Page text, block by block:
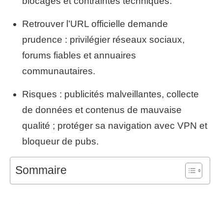
Retrouver l’URL officielle demande
prudence : privilégier réseaux sociaux,
forums fiables et annuaires
communautaires.
Risques : publicités malveillantes, collecte
de données et contenus de mauvaise
qualité ; protéger sa navigation avec VPN et
bloqueur de pubs.
Sommaire